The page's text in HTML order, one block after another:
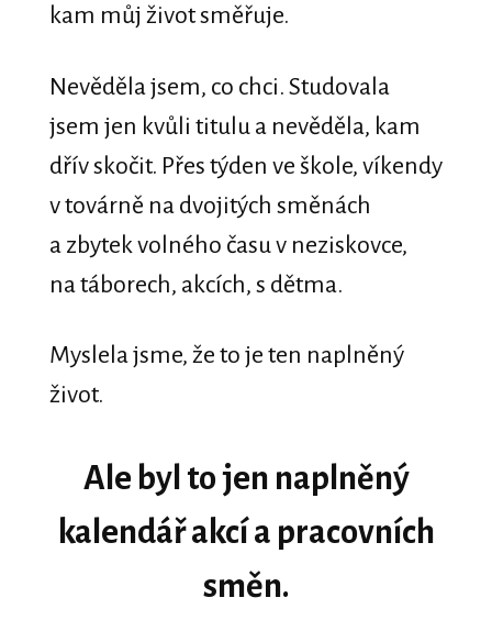
kam můj život směřuje.
Nevěděla jsem, co chci. Studovala
jsem jen kvůli titulu a nevěděla, kam
dřív skočit. Přes týden ve škole, víkendy
v továrně na dvojitých směnách
a zbytek volného času v neziskovce,
na táborech, akcích, s dětma.
Myslela jsme, že to je ten naplněný
život.
Ale byl to jen naplněný
kalendář akcí a pracovních
směn.